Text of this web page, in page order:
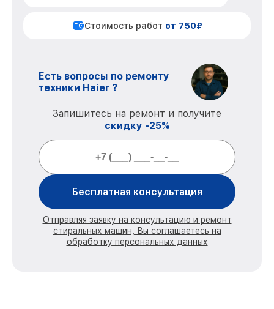
Стоимость работ от 750₽
Есть вопросы по ремонту
техники Haier ?
Запишитесь на ремонт и получите
скидку -25%
Бесплатная консультация
Отправляя заявку на консультацию и ремонт
стиральных машин, Вы соглашаетесь на
обработку персональных данных